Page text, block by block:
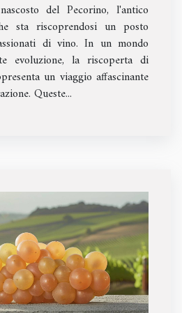
del Pecorino, l'antico
sta riscoprendosi un posto
di vino. In un mondo
evoluzione, la riscoperta di
un viaggio affascinante
Queste...